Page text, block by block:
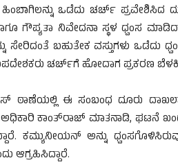
ಒಡೆದು ಚರ್ಚ್ ಪ್ರವೇಶಿಸಿದ
ಗೌಪ್ಯತಾ ನಿವೇದನಾ ಸ್ಥಳ ಧ್ವಂಸ
ಸೇರಿದಂತೆ ಬಹುತೇಕ ವಸ್ತುಗಳು
ಚರ್ಚ್‌ಗೆ ಹೋದಾಗ ಪ್ರಕರಣ
ಠಾಣೆಯಲ್ಲಿ ಈ ಸಂಬಂಧ ದೂರು
ಕಾಂತ್‌ರಾಜ್ ಮಾತನಾಡಿ, ಘಟನೆ
ಕಮ್ಯುನೀಯನ್ ಅನ್ನು
ಆಗ್ರಹಿಸಿದ್ದಾರೆ.